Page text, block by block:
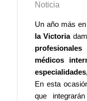
Noticia
Un año más en
la Victoria
médicos
En esta
que